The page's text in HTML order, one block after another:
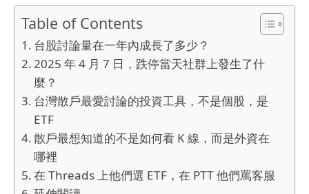
Table of Contents
台股討論量在一年內成長了多少？
2025 年 4 月 7 日，跌停當天社群上發生了什
麼？
台灣散戶最愛討論的投資工具，不是個股，是
ETF
散戶最想知道的不是如何看 K 線，而是外資在
哪裡
在 Threads 上他們選 ETF，在 PTT 他們罵客服